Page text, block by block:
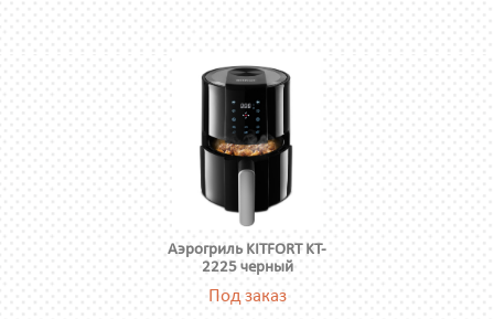
Аэрогриль KITFORT KT-
2225 черный
Под заказ